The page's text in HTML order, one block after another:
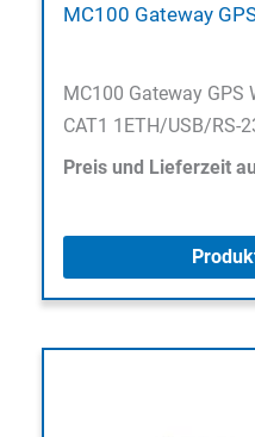
MC100 Gateway
MC100 Gateway GPS
CAT1 1ETH/USB/RS-
Preis und Lieferzeit